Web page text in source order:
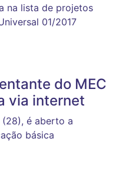
na lista de projetos
01/2017
do MEC
via internet
é aberto a
básica